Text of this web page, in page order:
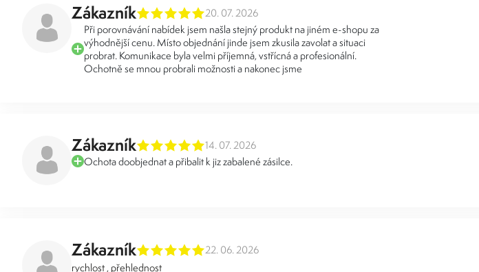
Zákazník 20. 07. 2026
Při porovnávání nabídek jsem našla stejný produkt na jiném e-shopu za
výhodnější cenu. Místo objednání jinde jsem zkusila zavolat a situaci
probrat. Komunikace byla velmi příjemná, vstřícná a profesionální.
Ochotně se mnou probrali možnosti a nakonec jsme
Zákazník 14. 07. 2026
Ochota doobjednat a přibalit k jiz zabalené zásilce.
Zákazník 22. 06. 2026
rychlost , přehlednost